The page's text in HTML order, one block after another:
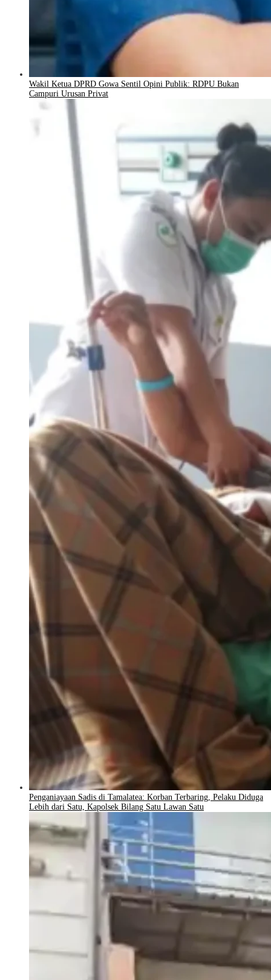
Wakil Ketua DPRD Gowa Sentil Opini Publik: RDPU Bukan
Campuri Urusan Privat
Penganiayaan Sadis di Tamalatea: Korban Terbaring, Pelaku Diduga
Lebih dari Satu, Kapolsek Bilang Satu Lawan Satu